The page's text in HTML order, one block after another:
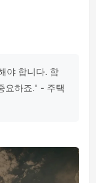
야 합니다. 함
요하죠." - 주택